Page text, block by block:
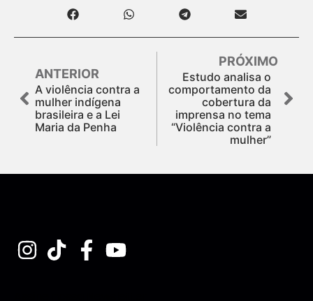
ANTERIOR
A violência contra a
mulher indígena
brasileira e a Lei
Maria da Penha
PRÓXIMO
Estudo analisa o
comportamento da
cobertura da
imprensa no tema
“Violência contra a
mulher”